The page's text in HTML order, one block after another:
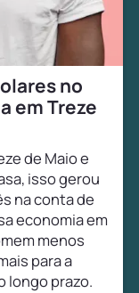
no
em Treze
de Maio e
isso gerou
na conta de
economia em
menos
para a
longo prazo.